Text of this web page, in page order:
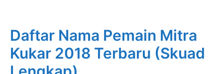
(Skuad
Lengkap)
Daftar Nama Pemain Mitra
Kukar 2018 Terbaru (Skuad